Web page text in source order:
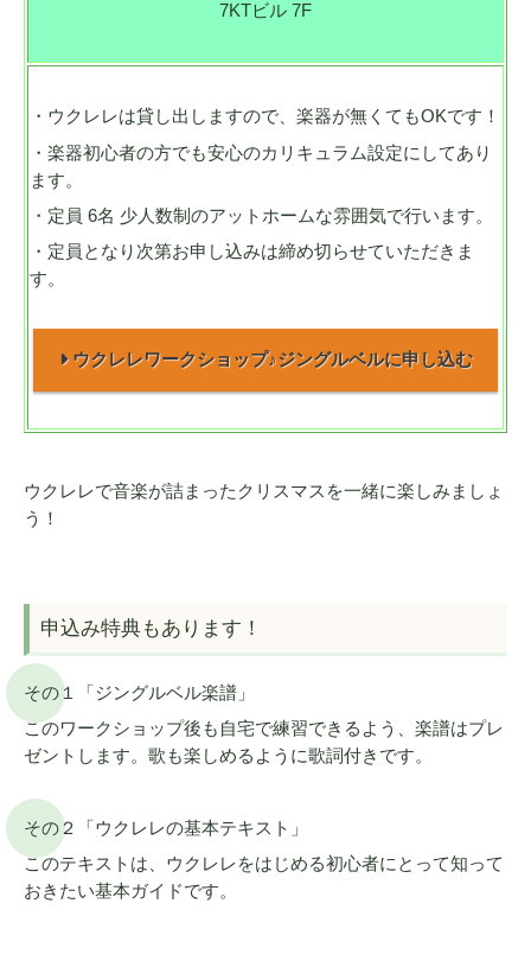
7KTビル 7F
・ウクレレは貸し出しますので、楽器が無くてもOKです！
・楽器初心者の方でも安心のカリキュラム設定にしてあり
ます。
・定員 6名 少人数制のアットホームな雰囲気で行います。
・定員となり次第お申し込みは締め切らせていただきま
す。
ウクレレワークショップ♪ジングルベルに申し込む
ウクレレで音楽が詰まったクリスマスを一緒に楽しみましょ
う！
申込み特典もあります！
その１「ジングルベル楽譜」
このワークショップ後も自宅で練習できるよう、楽譜はプレ
ゼントします。歌も楽しめるように歌詞付きです。
その２「ウクレレの基本テキスト」
このテキストは、ウクレレをはじめる初心者にとって知って
おきたい基本ガイドです。